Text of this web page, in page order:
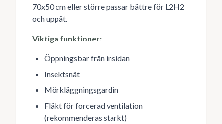
70x50 cm eller större passar bättre för L2H2
och uppåt.
Viktiga funktioner:
Öppningsbar från insidan
Insektsnät
Mörkläggningsgardin
Fläkt för forcerad ventilation
(rekommenderas starkt)